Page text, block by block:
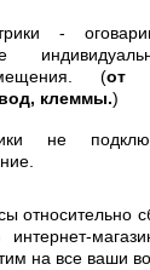
-
(от
клеммы.)
не
относительно
на все ваши